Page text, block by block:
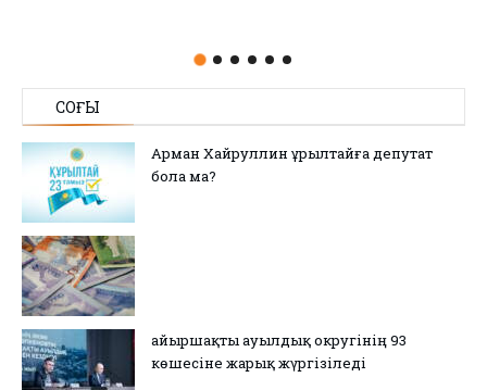
СОҢҒЫ
Арман Хайруллин Құрылтайға депутат
бола ма?
Қайыршақты ауылдық округінің 93
көшесіне жарық жүргізіледі